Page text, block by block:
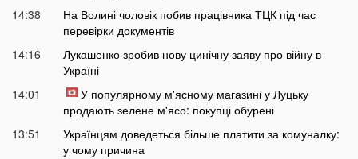
14:38
На Волині чоловік побив працівника ТЦК під час
перевірки документів
14:16
Лукашенко зробив нову цинічну заяву про війну в
Україні
14:01
У популярному м'ясному магазині у Луцьку
продають зелене м'ясо: покупці обурені
13:51
Українцям доведеться більше платити за комуналку:
у чому причина